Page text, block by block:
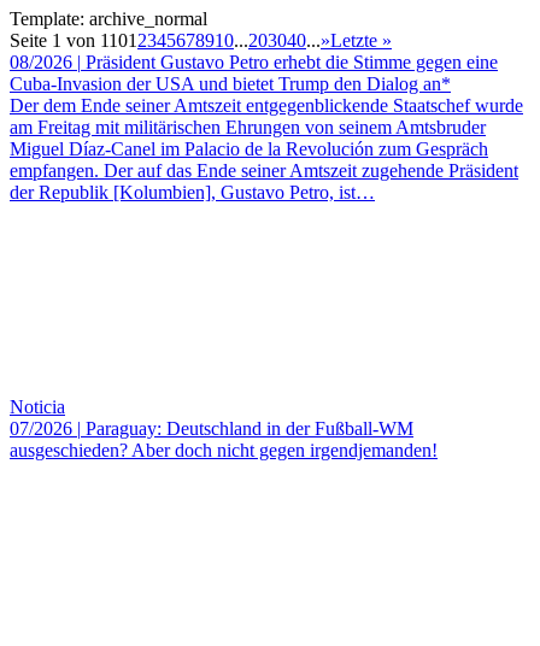
Template: archive_normal
Seite 1 von 1101 2345678910...203040...»Letzte »
08/2026 | Präsident Gustavo Petro erhebt die Stimme gegen eine
Cuba-Invasion der USA und bietet Trump den Dialog an*
Der dem Ende seiner Amtszeit entgegenblickende Staatschef wurde
am Freitag mit militärischen Ehrungen von seinem Amtsbruder
Miguel Díaz-Canel im Palacio de la Revolución zum Gespräch
empfangen. Der auf das Ende seiner Amtszeit zugehende Präsident
der Republik [Kolumbien], Gustavo Petro, ist…
Noticia
07/2026 | Paraguay: Deutschland in der Fußball-WM
ausgeschieden? Aber doch nicht gegen irgendjemanden!